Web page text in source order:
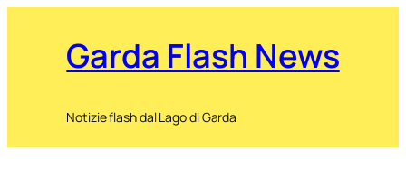
Garda Flash News
Notizie flash dal Lago di Garda